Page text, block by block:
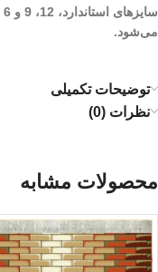
می‌شود.
توضیحات تکمیلی
نظرات (0)
محصولات مشابه